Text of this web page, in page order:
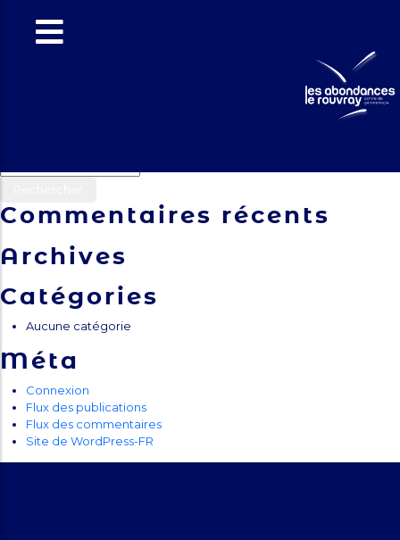
Le Rouvray
: Mars 2025
Commentaires récents
Archives
Catégories
Aucune catégorie
Méta
Connexion
Flux des publications
Flux des commentaires
Site de WordPress-FR